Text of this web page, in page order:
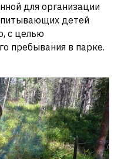
для организации
детей
с целью
пребывания в парке.